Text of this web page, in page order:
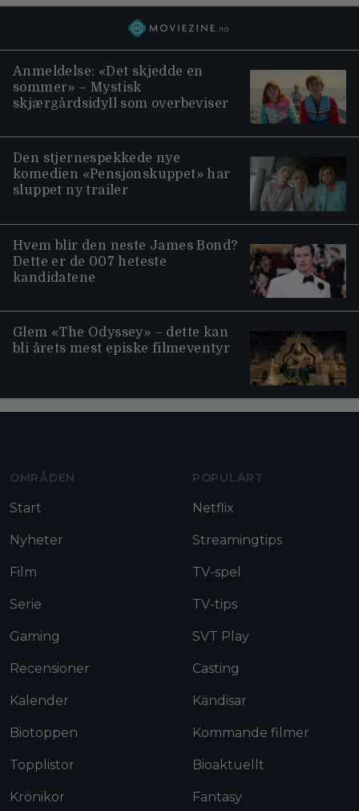
Anmeldelse: «Det skjedde en
sommer» – Mystisk
skjærgårdsidyll som overbeviser
Den stjernespekkede nye
komedien «Pensjonskuppet» har
sluppet ny trailer
Hvem blir den neste James Bond?
Dette er de 007 heteste
kandidatene
Glem «The Odyssey» – dette kan
bli årets mest episke filmeventyr
OMRÅDEN
Start
Nyheter
Film
Serie
Gaming
Recensioner
Kalender
Biotoppen
Topplistor
Krönikor
POPULÄRT
Netflix
Streamingtips
TV-spel
TV-tips
SVT Play
Casting
Kändisar
Kommande filmer
Bioaktuellt
Fantasy